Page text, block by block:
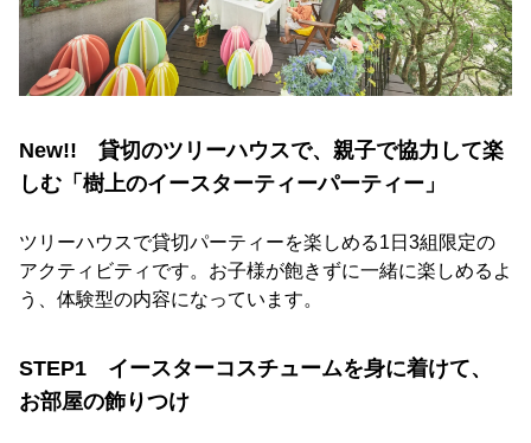
New!! 貸切のツリーハウスで、親子で協力して楽
しむ「樹上のイースターティーパーティー」
ツリーハウスで貸切パーティーを楽しめる1日3組限定の
アクティビティです。お子様が飽きずに一緒に楽しめるよ
う、体験型の内容になっています。
STEP1 イースターコスチュームを身に着けて、
お部屋の飾りつけ